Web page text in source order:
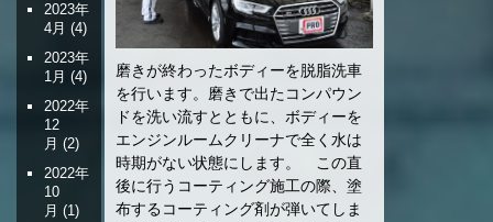
磨きが終わったボディーを脱脂洗車
を行います。磨きで出たコンパウン
ドを洗い流すとともに、ボディーを
エンジンルームクリーナで全く水は
時期がない状態にします。 この直
後に行うコーティング施工の際、塗
布するコーティング剤が弾いてしま
2023年
4月 (4)
2023年
1月 (4)
2022年
12
月 (2)
2022年
10
月 (1)